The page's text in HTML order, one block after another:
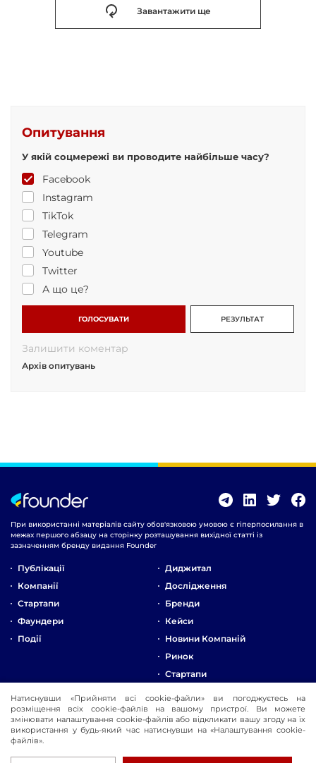
Завантажити ще
Опитування
У якій соцмережі ви проводите найбільше часу?
Facebook
Instagram
TikTok
Telegram
Youtube
Twitter
А що це?
ГОЛОСУВАТИ РЕЗУЛЬТАТ
Залишити коментар
Архів опитувань
При використанні матеріалів сайту обов'язковою умовою є гіперпосилання в
межах першого абзацу на сторінку розташування вихідної статті із
зазначенням бренду видання Founder
Публікації
Компанії
Стартапи
Фаундери
Події
Диджитал
Дослідження
Бренди
Кейси
Новини Компаній
Ринок
Стартапи
Про Компанію
Реклама
Контакти
Натиснувши «Прийняти всі cookie-файли» ви погоджуєтесь на
розміщення всіх cookie-файлів на вашому пристрої. Ви можете
змінювати налаштування cookie-файлів або відкликати вашу згоду на їх
використання у будь-який час натиснувши на «Налаштування cookie-
файлів».